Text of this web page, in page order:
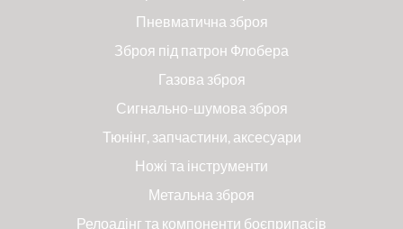
Пневматична зброя
Зброя під патрон Флобера
Газова зброя
Сигнально-шумова зброя
Тюнінг, запчастини, аксесуари
Ножі та інструменти
Метальна зброя
Релоадінг та компоненти боєприпасів